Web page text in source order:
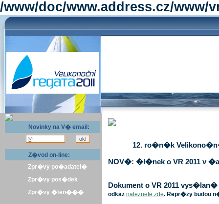
/www/doc/www.address.cz/www/
Novinky na V� email:
Z�vod on-line:
Zpr�vy po�adatel�
Zpr�vy pos�dek
Zpr�vy �ten���
12. ro�n�k
NOV�: �l�nek o VR 2011 v
Dokument o VR 2011
odkaz naleznete zde. Repr�zy budou